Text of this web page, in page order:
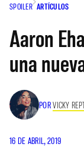
SPOILER ARTÍCULOS
Aaron
una
PORVICKY
16 DE ABRIL, 2019